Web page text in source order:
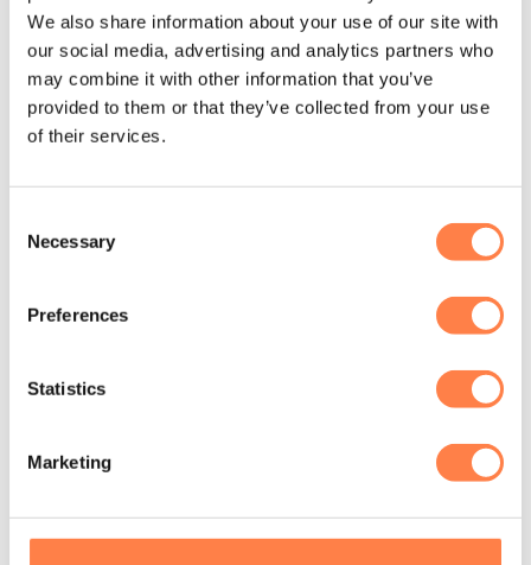
We also share information about your use of our site with
our social media, advertising and analytics partners who
may combine it with other information that you’ve
provided to them or that they’ve collected from your use
of their services.
Selection
Necessary
Preferences
Statistics
Marketing
decades promoting the benefits of responsible exercise
through their brands STOTT PILATES®, ZEN•GA™ and
CORE™Athletic Conditioning & Performance Training
Working closely with a team of physical therapists, sports
medicine and fitness professionals, they ensure all
Andere suggesties…